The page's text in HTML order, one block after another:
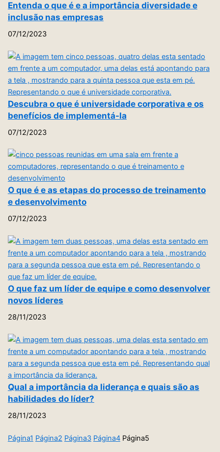
Entenda o que é e a importância diversidade e
inclusão nas empresas
07/12/2023
Descubra o que é universidade corporativa e os
benefícios de implementá-la
07/12/2023
O que é e as etapas do processo de treinamento
e desenvolvimento
07/12/2023
O que faz um líder de equipe e como desenvolver
novos líderes
28/11/2023
Qual a importância da liderança e quais são as
habilidades do líder?
28/11/2023
Página1 Página2 Página3 Página4 Página5